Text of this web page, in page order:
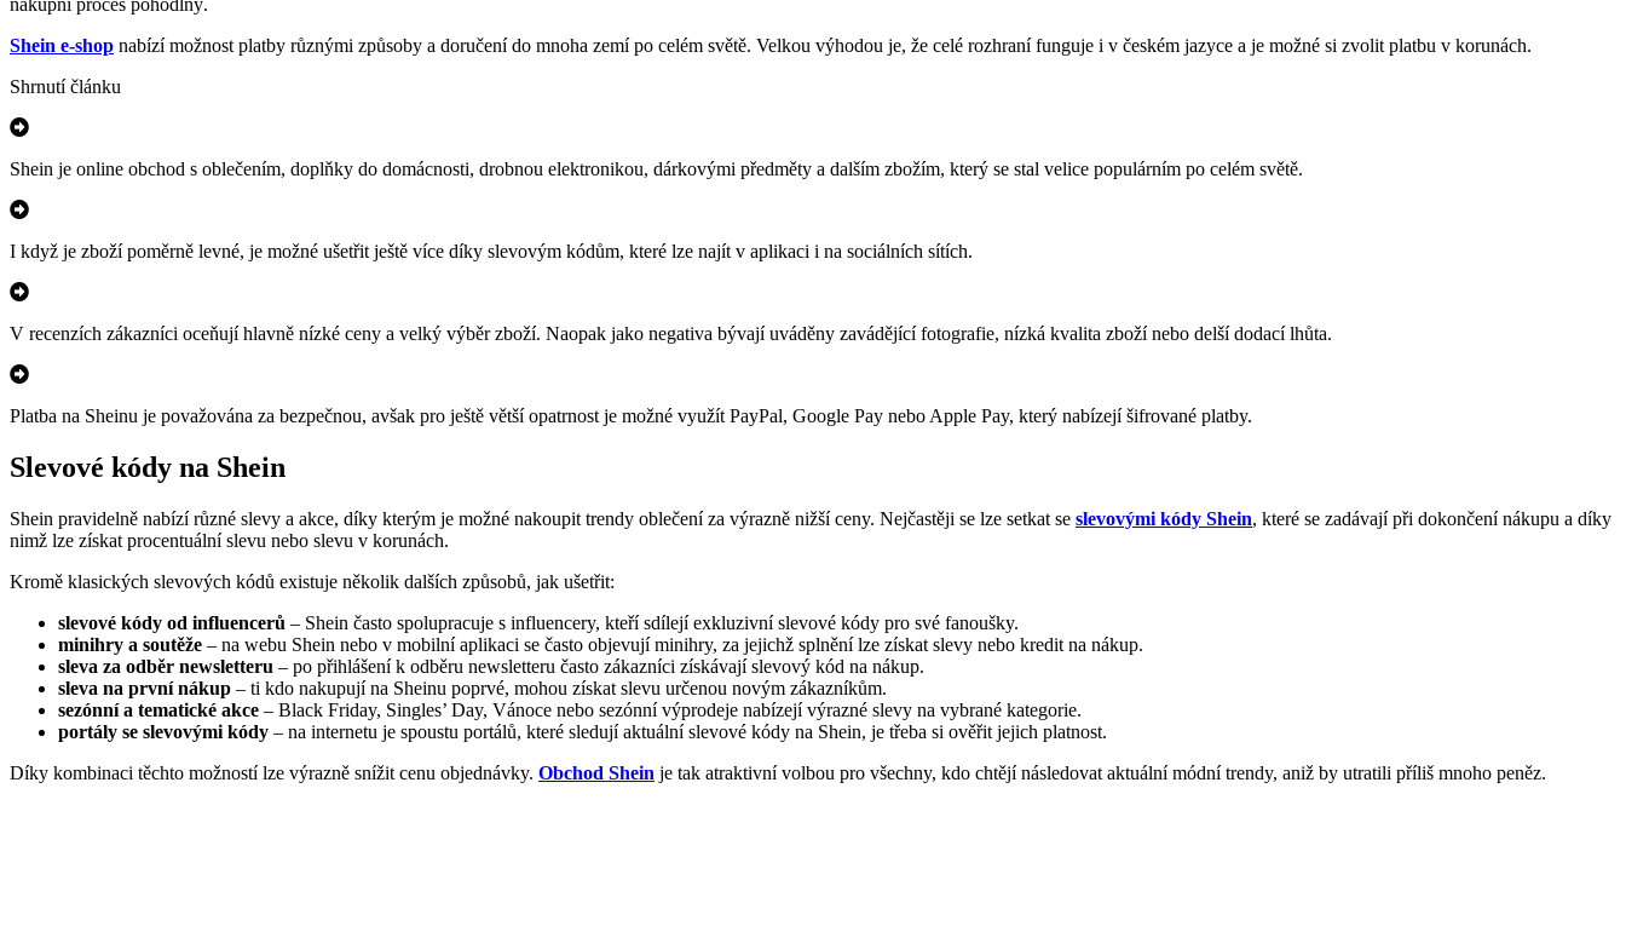
nákupní proces pohodlný.
Shein e-shop nabízí možnost platby různými způsoby a doručení do mnoha zemí po celém světě. Velkou výhodou je, že celé rozhraní funguje i v českém jazyce a je možné si zvolit platbu v korunách.
Shrnutí článku
Shein je online obchod s oblečením, doplňky do domácnosti, drobnou elektronikou, dárkovými předměty a dalším zbožím, který se stal velice populárním po celém světě.
I když je zboží poměrně levné, je možné ušetřit ještě více díky slevovým kódům, které lze najít v aplikaci i na sociálních sítích.
V recenzích zákazníci oceňují hlavně nízké ceny a velký výběr zboží. Naopak jako negativa bývají uváděny zavádějící fotografie, nízká kvalita zboží nebo delší dodací lhůta.
Platba na Sheinu je považována za bezpečnou, avšak pro ještě větší opatrnost je možné využít PayPal, Google Pay nebo Apple Pay, který nabízejí šifrované platby.
Slevové kódy na Shein
Shein pravidelně nabízí různé slevy a akce, díky kterým je možné nakoupit trendy oblečení za výrazně nižší ceny. Nejčastěji se lze setkat se slevovými kódy Shein, které se zadávají při dokončení nákupu a díky
nimž lze získat procentuální slevu nebo slevu v korunách.
Kromě klasických slevových kódů existuje několik dalších způsobů, jak ušetřit:
slevové kódy od influencerů – Shein často spolupracuje s influencery, kteří sdílejí exkluzivní slevové kódy pro své fanoušky.
minihry a soutěže – na webu Shein nebo v mobilní aplikaci se často objevují minihry, za jejichž splnění lze získat slevy nebo kredit na nákup.
sleva za odběr newsletteru – po přihlášení k odběru newsletteru často zákazníci získávají slevový kód na nákup.
sleva na první nákup – ti kdo nakupují na Sheinu poprvé, mohou získat slevu určenou novým zákazníkům.
sezónní a tematické akce – Black Friday, Singles’ Day, Vánoce nebo sezónní výprodeje nabízejí výrazné slevy na vybrané kategorie.
portály se slevovými kódy – na internetu je spoustu portálů, které sledují aktuální slevové kódy na Shein, je třeba si ověřit jejich platnost.
Díky kombinaci těchto možností lze výrazně snížit cenu objednávky. Obchod Shein je tak atraktivní volbou pro všechny, kdo chtějí následovat aktuální módní trendy, aniž by utratili příliš mnoho peněz.